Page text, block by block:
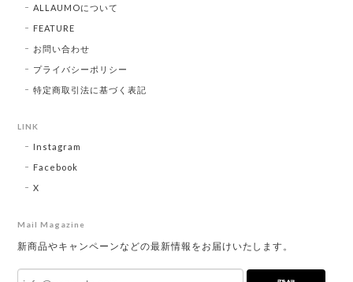
ALLAUMOについて
FEATURE
お問い合わせ
プライバシーポリシー
特定商取引法に基づく表記
LINK
Instagram
Facebook
X
Mail Magazine
新商品やキャンペーンなどの最新情報をお届けいたします。